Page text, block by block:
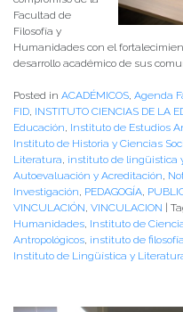
Facultad de
Filosofía y
Humanidades con el
desarrollo académico de sus
Posted in ACADÉMICOS Agenda
FID INSTITUTO CIENCIAS DE LA
Educación Instituto de Estudios
Instituto de Historia y Ciencias
Literatura instituto de lingüistica
Autoevaluación y Acreditación
Investigación PEDAGOGÍA
VINCULACIÓN VINCULACION |
Humanidades Instituto de
Antropológicos instituto de filosofía
Instituto de Lingüística y